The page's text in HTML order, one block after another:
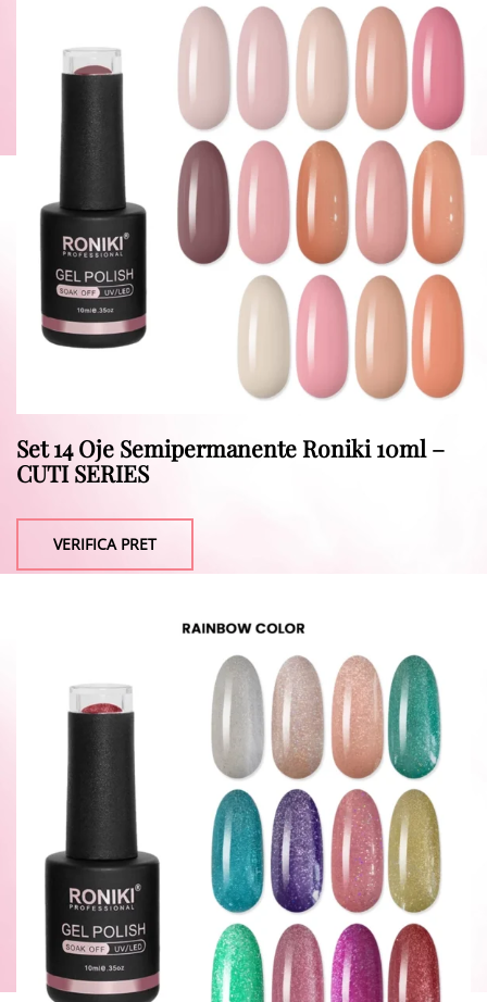
Set 14 Oje Semipermanente Roniki 10ml –
CUTI SERIES
VERIFICA PRET